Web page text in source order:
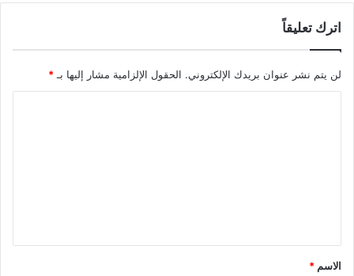
اترك تعليقاً
لن يتم نشر عنوان بريدك الإلكتروني. الحقول الإلزامية مشار إليها بـ *
ق
*
الاسم *